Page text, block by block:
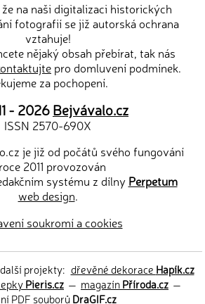
na naši digitalizaci historických
fotografií se již autorská ochrana
vztahuje!
nějaký obsah přebírat, tak nás
pro domluvení podmínek.
za pochopení.
- 2026Bejvávalo.cz
ISSN 2570-690X
je již od počátů svého fungování
2011 provozován
systému z dílny Perpetum
web design.
soukromí a cookies
projekty: dřevěné dekorace Hapík.cz
Pieris.cz — magazínPříroda.cz —
PDF souborůDraGIF.cz